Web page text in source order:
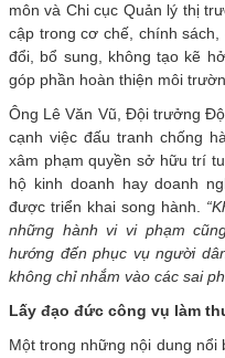
môn và Chi cục Quản lý thị
cập trong cơ chế, chính
đổi, bổ sung, không tạo kẽ
góp phần hoàn thiện môi
Ông Lê Văn Vũ, Đội trưởng
cạnh việc đấu tranh chống
xâm phạm quyền sở hữu trí
hộ kinh doanh hay doanh
được triển khai song hành.
những hành vi vi phạm
hướng đến phục vụ người
không chỉ nhắm vào các sai
Lấy đạo đức công vụ làm
Một trong những nội dung nổi